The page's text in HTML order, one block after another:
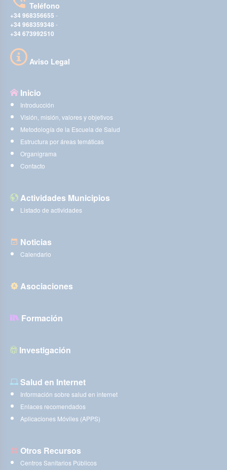
Teléfono
+34 968356655 -
+34 968359348 -
+34 673992510
Aviso Legal
Inicio
Introducción
Visión, misión, valores y objetivos
Metodología de la Escuela de Salud
Estructura por áreas temáticas
Organigrama
Contacto
Actividades Municipios
Listado de actividades
Noticias
Calendario
Asociaciones
Formación
Investigación
Salud en Internet
Información sobre salud en internet
Enlaces recomendados
Aplicaciones Móviles (APPS)
Otros Recursos
Centros Sanitarios Públicos